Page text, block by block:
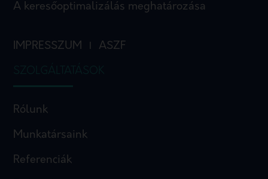
A keresőoptimalizálás meghatározása
IMPRESSZUM I ASZF
SZOLGÁLTATÁSOK
Rólunk
Munkatársaink
Referenciák